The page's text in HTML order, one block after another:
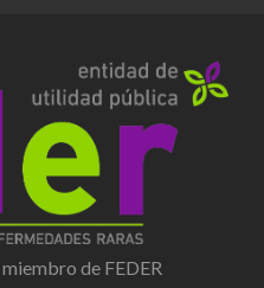
de FEDER